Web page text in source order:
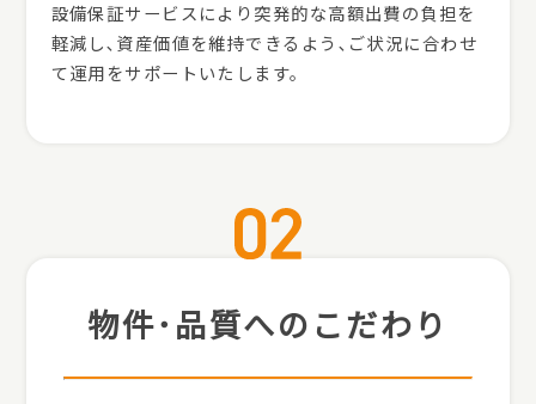
設備保証サービスにより突発的な高額出費の負担を
軽減し､資産価値を維持できるよう､ご状況に合わせ
て運用をサポートいたします。
物件･品質へのこだわり